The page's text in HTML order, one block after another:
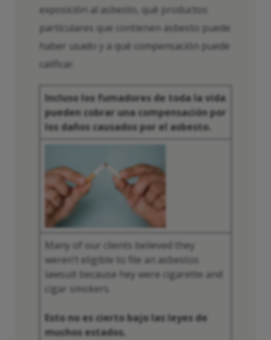
exposición al asbesto, qué productos
particulares que contienen asbesto puede
haber usado y a qué compensación puede
calificar.
Incluso los fumadores de toda la vida
pueden cobrar una compensación por
los daños causados por el asbesto.
Many of our clients believed they
weren’t eligible to file an asbestos
lawsuit because hey were cigarette and
cigar smokers.
Esto no es cierto bajo las leyes de
muchos estados.